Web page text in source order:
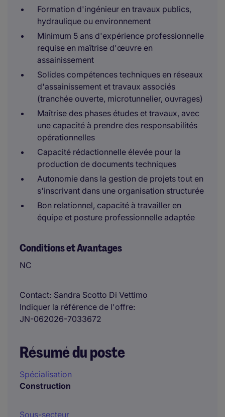
Formation d'ingénieur en travaux publics,
hydraulique ou environnement
Minimum 5 ans d'expérience professionnelle
requise en maîtrise d'œuvre en
assainissement
Solides compétences techniques en réseaux
d'assainissement et travaux associés
(tranchée ouverte, microtunnelier, ouvrages)
Maîtrise des phases études et travaux, avec
une capacité à prendre des responsabilités
opérationnelles
Capacité rédactionnelle élevée pour la
production de documents techniques
Autonomie dans la gestion de projets tout en
s'inscrivant dans une organisation structurée
Bon relationnel, capacité à travailler en
équipe et posture professionnelle adaptée
Conditions et Avantages
NC
Contact Sandra Scotto Di Vettimo
Indiquer la référence de l'offre
JN-062026-7033672
Résumé du poste
Spécialisation
Construction
Sous-secteur